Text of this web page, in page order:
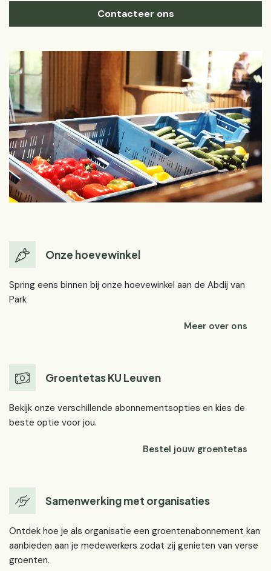
Contacteer ons
Onze hoevewinkel
Spring eens binnen bij onze hoevewinkel aan de Abdij van
Park
Meer over ons
Groentetas KU Leuven
Bekijk onze verschillende abonnementsopties en kies de
beste optie voor jou.
Bestel jouw groentetas
Samenwerking met organisaties
Ontdek hoe je als organisatie een groentenabonnement kan
aanbieden aan je medewerkers zodat zij genieten van verse
groenten.